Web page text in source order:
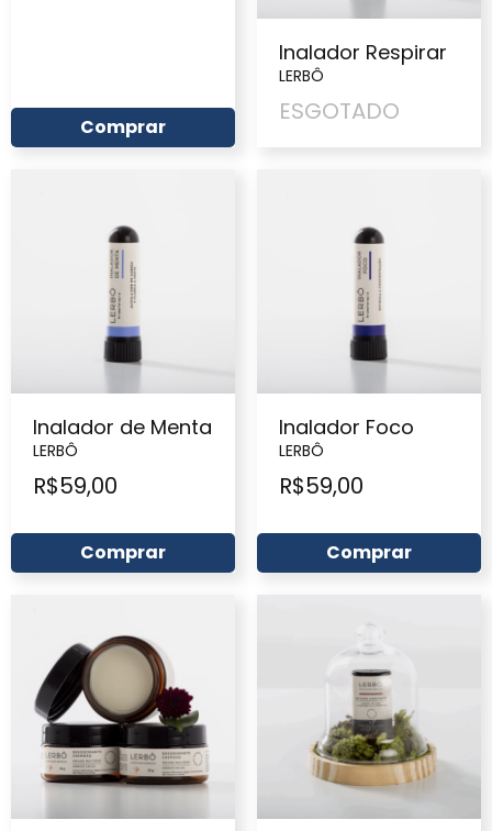
Comprar
Inalador Respirar
LERBÔ
ESGOTADO
Inalador de Menta
LERBÔ
R$59,00
Comprar
Inalador Foco
LERBÔ
R$59,00
Comprar